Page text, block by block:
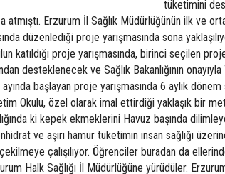
tüketimini
atmıştı. Erzurum İl Sağlık Müdürlüğünün ilk ve
düzenlediği proje yarışmasında sona
katıldığı proje yarışmasında, birinci seçilen
desteklenecek ve Sağlık Bakanlığının
başlayan proje yarışmasında 6 aylık
Okulu, özel olarak imal ettirdiği yaklaşık bir
ki kepek ekmeklerini Havuz başında
ve aşırı hamur tüketimin insan sağlığı
çalışılıyor. Öğrenciler buradan da
Halk Sağlığı İl Müdürlüğüne yürüdüler.